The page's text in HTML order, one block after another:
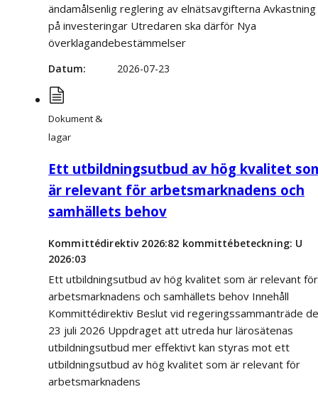
ändamålsenlig reglering av elnätsavgifterna Avkastning
på investeringar Utredaren ska därför Nya
överklagandebestämmelser
Datum 2026-07-23
Dokument &
lagar
Ett utbildningsutbud av hög kvalitet
är relevant för arbetsmarknadens och
samhällets behov
Kommittédirektiv 2026:82 kommittébeteckning: U
2026:03
Ett utbildningsutbud av hög kvalitet som är relevant för
arbetsmarknadens och samhällets behov Innehåll
Kommittédirektiv Beslut vid regeringssammanträde
23 juli 2026 Uppdraget att utreda hur lärosätenas
utbildningsutbud mer effektivt kan styras mot ett
utbildningsutbud av hög kvalitet som är relevant för
arbetsmarknadens